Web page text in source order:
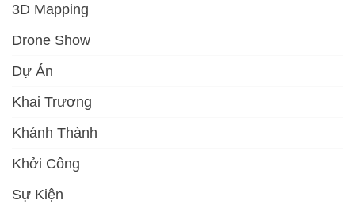
3D Mapping
Drone Show
Dự Án
Khai Trương
Khánh Thành
Khởi Công
Sự Kiện